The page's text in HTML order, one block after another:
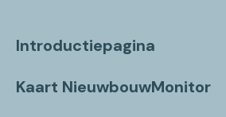
Introductiepagina
Kaart NieuwbouwMonitor